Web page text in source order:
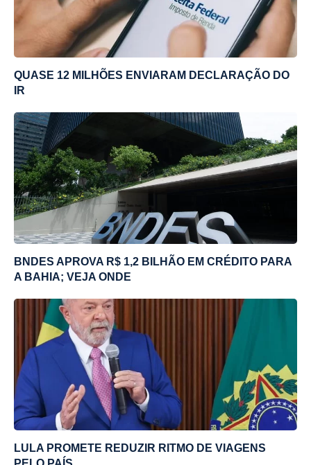
QUASE 12 MILHÕES ENVIARAM DECLARAÇÃO DO
IR
BNDES APROVA R$ 1,2 BILHÃO EM CRÉDITO PARA
A BAHIA; VEJA ONDE
LULA PROMETE REDUZIR RITMO DE VIAGENS